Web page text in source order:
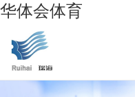
华体会体育